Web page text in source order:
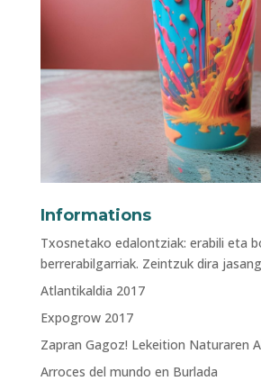
Informations
Txosnetako edalontziak: erabili eta
berrerabilgarriak. Zeintzuk dira
Atlantikaldia 2017
Expogrow 2017
Zapran Gagoz! Lekeition Naturaren
Arroces del mundo en Burlada